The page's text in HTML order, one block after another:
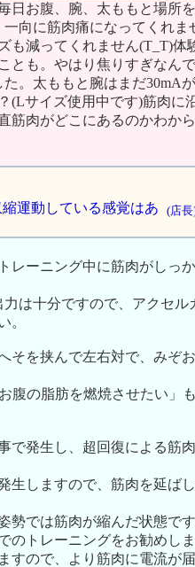
日お腹、腕、太ももと場所
向に筋肉痛になってくれま
減ってくれません(T_T)体
とも。やはり焦りすぎなん
。太ももと腕はまだ30mA
(Lサイズ使用中です)筋肉に
筋肉がどこにあるのかわか
運動している感覚はあ
(店長
レーニング中に筋肉がしっ
は十分ですので、アクセル
。
そを挟んで左右対で、みぞ
腹の脂肪を燃焼させたい」
で発生し、超回復による筋
生しますので、筋肉を延ば
勢では筋肉が縮んだ状態で
のトレーニングをお勧めしま
すので、より筋肉に電流が